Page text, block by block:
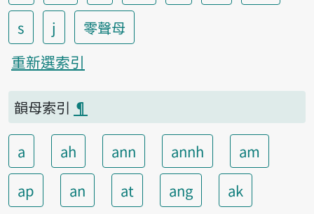
s
j
零聲母
重新選索引
韻母索引 ¶
a ah ann annh
am
ap
an at ang ak